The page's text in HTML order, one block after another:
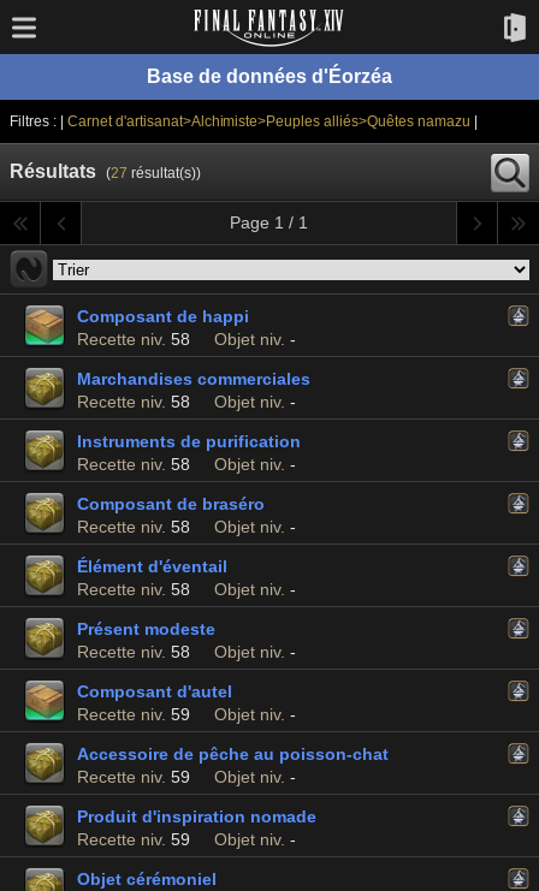
Base de données d'Éorzéa
Filtres : | Carnet d'artisanat>Alchimiste>Peuples alliés>Quêtes namazu
Résultats (27 résultat(s))
Page 1 / 1
Composant de happi
Recette niv. 58 Objet niv. -
Marchandises commerciales
Recette niv. 58 Objet niv. -
Instruments de purification
Recette niv. 58 Objet niv. -
Composant de braséro
Recette niv. 58 Objet niv. -
Élément d'éventail
Recette niv. 58 Objet niv. -
Présent modeste
Recette niv. 58 Objet niv. -
Composant d'autel
Recette niv. 59 Objet niv. -
Accessoire de pêche au poisson-chat
Recette niv. 59 Objet niv. -
Produit d'inspiration nomade
Recette niv. 59 Objet niv. -
Objet cérémoniel